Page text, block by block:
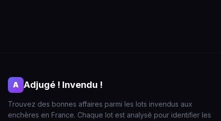
A Adjugé ! Invendu !
Trouvez des bonnes affaires parmi les lots invendus aux
enchères en France. Chaque lot est analysé pour identifier les